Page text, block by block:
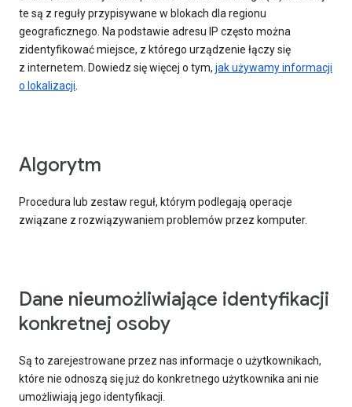
te są z reguły przypisywane w blokach dla regionu
geograficznego. Na podstawie adresu IP często można
zidentyfikować miejsce, z którego urządzenie łączy się
z internetem. Dowiedz się więcej o tym, jak używamy informacji
o lokalizacji.
Algorytm
Procedura lub zestaw reguł, którym podlegają operacje
związane z rozwiązywaniem problemów przez komputer.
Dane nieumożliwiające identyfikacji
konkretnej osoby
Są to zarejestrowane przez nas informacje o użytkownikach,
które nie odnoszą się już do konkretnego użytkownika ani nie
umożliwiają jego identyfikacji.